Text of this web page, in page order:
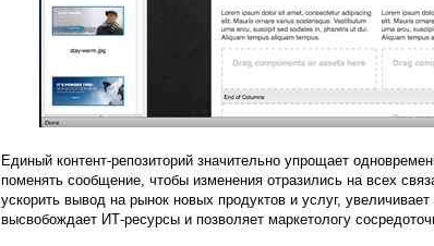
Единый контент-репозиторий значительно упрощает
поменять сообщение, чтобы изменения отразились на всех
ускорить вывод на рынок новых продуктов и услуг,
высвобождает ИТ-ресурсы и позволяет маркетологу